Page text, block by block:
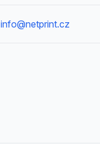
info@netprint.cz